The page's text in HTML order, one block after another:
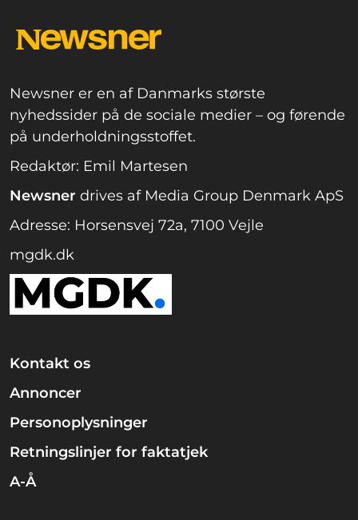
Newsner er en af Danmarks største
nyhedssider på de sociale medier – og førende
på underholdningsstoffet.
Redaktør: Emil Martesen
Newsner drives af Media Group Denmark ApS
Adresse: Horsensvej 72a, 7100 Vejle
mgdk.dk
Kontakt os
Annoncer
Personoplysninger
Retningslinjer for faktatjek
A-Å